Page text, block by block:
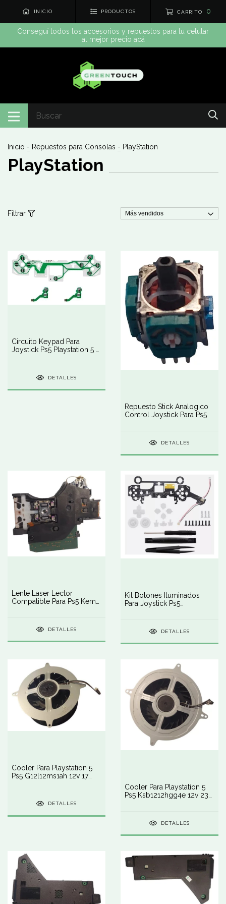
INICIO PRODUCTOS CARRITO 0
Conseguí todos los accesorios y repuestos para tu celular
al mejor precio acá
Inicio - Repuestos para Consolas - PlayStation
PlayStation
Filtrar
Circuito Keypad Para
Joystick Ps5 Playstation 5 -
DETALLES
Repuesto Stick Analogico
Control Joystick Para Ps5
DETALLES
Lente Laser Lector
Compatible Para Ps5 Kem-
DETALLES
Kit Botones Iluminados
Para Joystick Ps5
DETALLES
Cooler Para Playstation 5
Ps5 G12l12ms1ah 12v 17
DETALLES
Cooler Para Playstation 5
Ps5 Ksb1212hgg4e 12v 23
DETALLES